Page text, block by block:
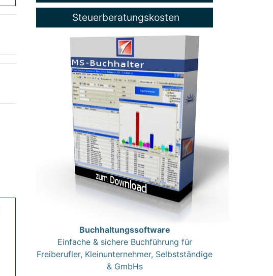
Steuerberatungskosten
Buchhaltungssoftware
Einfache & sichere Buchführung für
Freiberufler, Kleinunternehmer, Selbstständige
& GmbHs